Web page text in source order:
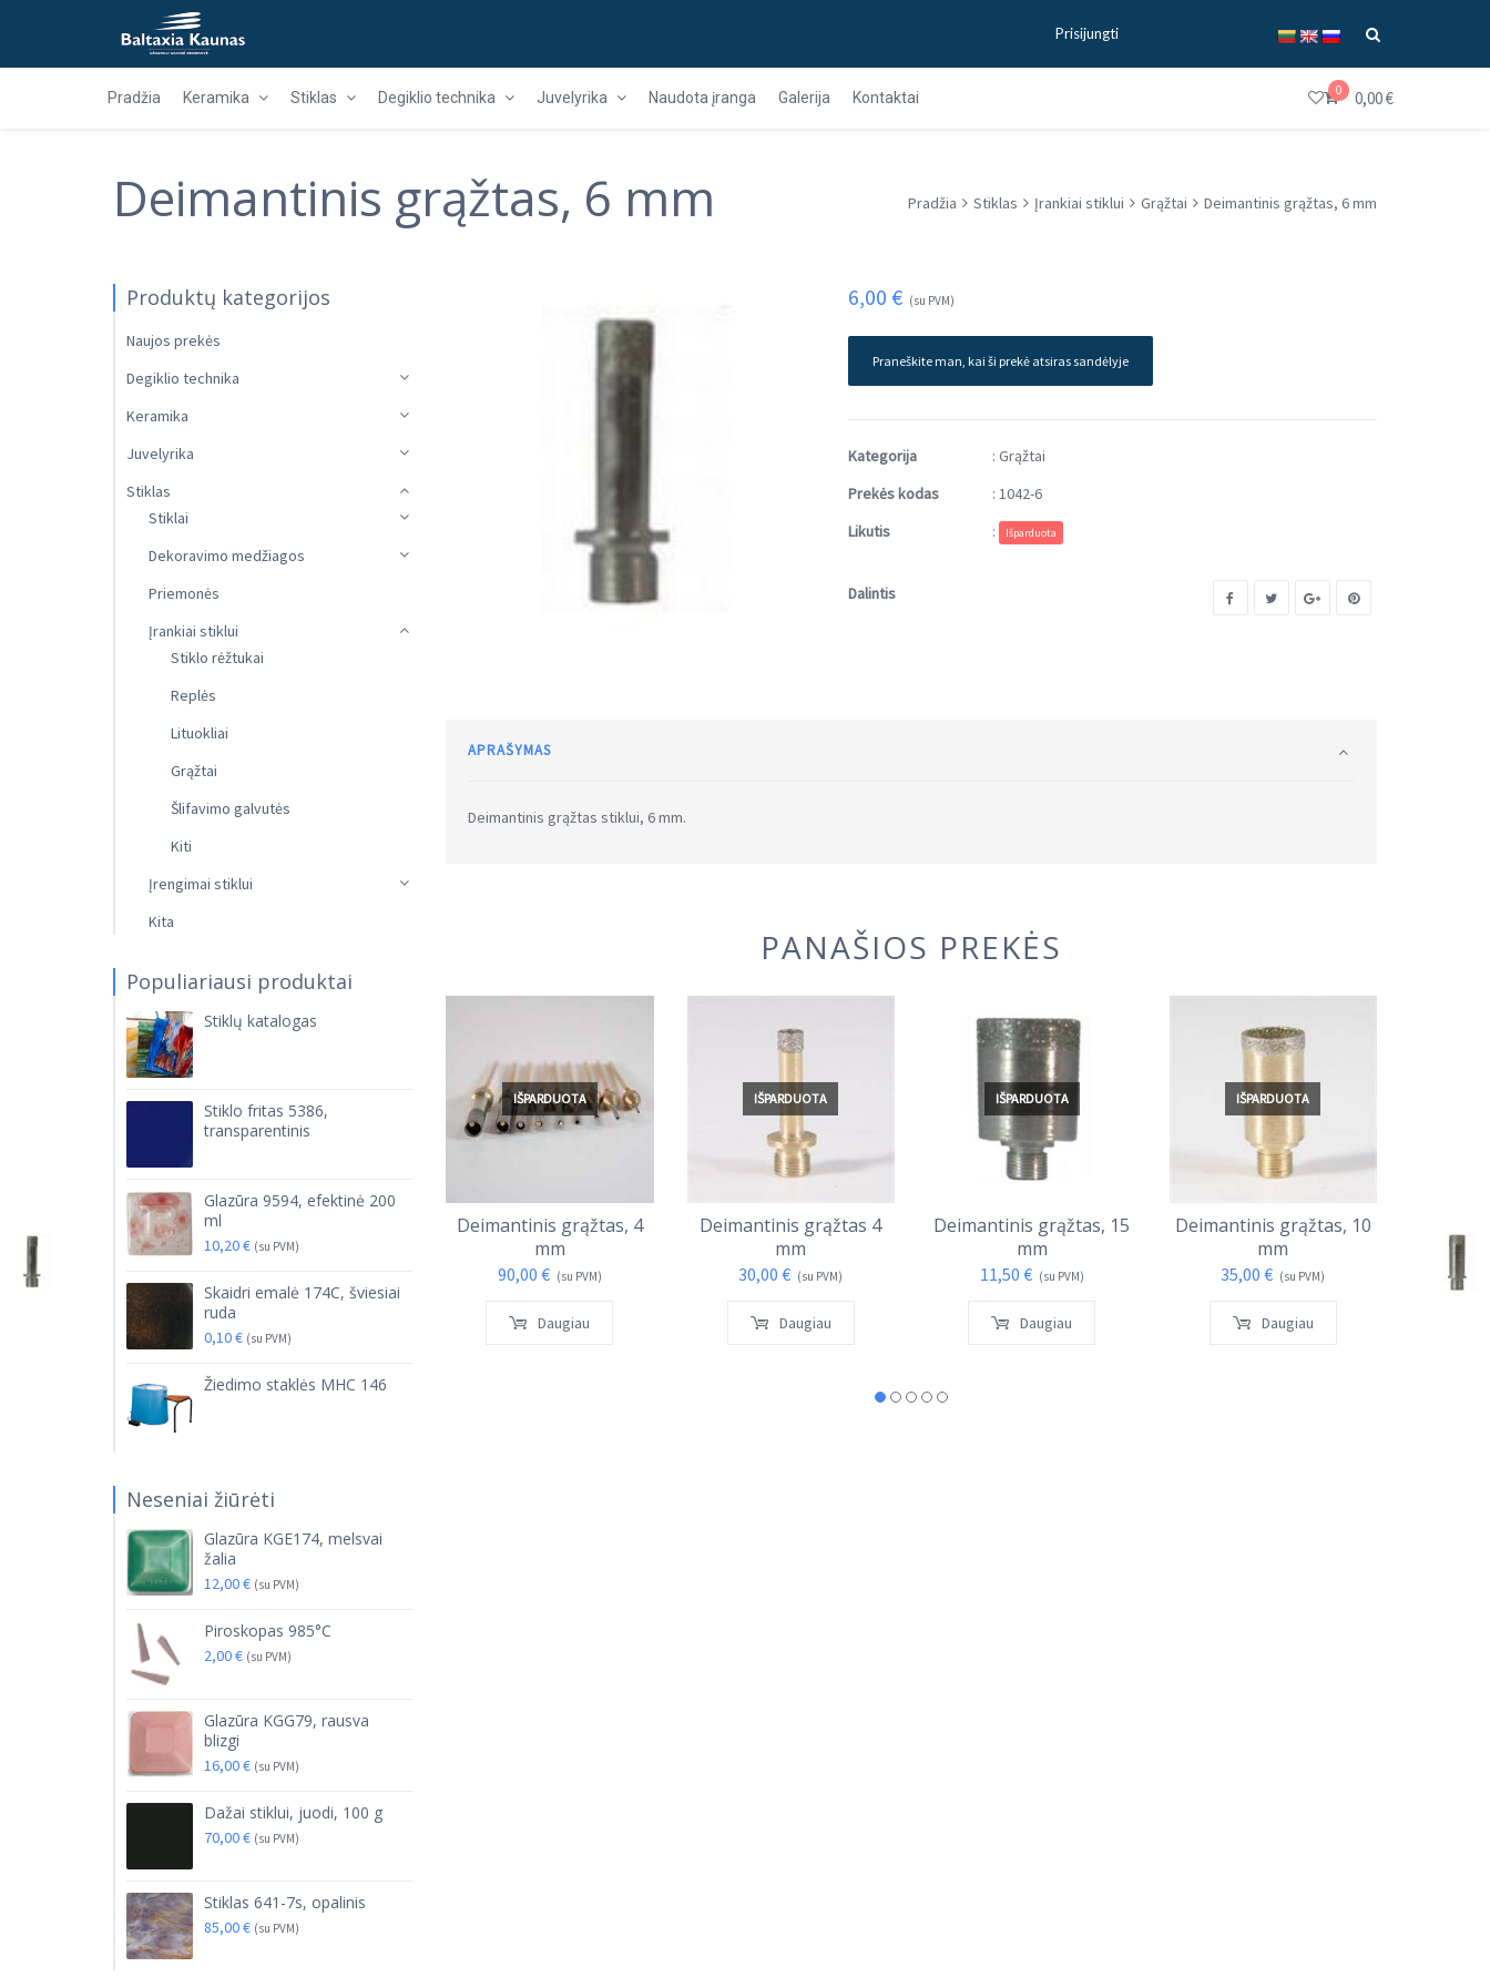
Prisijungti
Pradžia Keramika Stiklas Degiklio technika Juvelyrika Naudota įranga Galerija Kontaktai 0 0,00€
Deimantinis grąžtas, 6 mm Pradžia Stiklas Įrankiai stiklui Grąžtai Deimantinis grąžtas, 6 mm
6,00 € (su PVM)
Praneškite man, kai ši prekė atsiras sandėlyje
Kategorija : Grąžtai
Prekės kodas
: 1042-6
Likutis
: Išparduota
Dalintis
APRAŠYMAS
Deimantinis grąžtas stiklui, 6 mm.
PANAŠIOS PREKĖS
IŠPARDUOTA
Deimantinis grąžtas, 4
mm
90,00 € (su PVM)
Daugiau
IŠPARDUOTA
Deimantinis grąžtas 4
mm
30,00€ (su PVM)
Daugiau
IŠPARDUOTA
Deimantinis grąžtas, 15
mm
11,50 € (su PVM)
Daugiau
IŠPARDUOTA
Deimantinis grąžtas, 10
mm
35,00€ (su PVM)
Daugiau
Produktų kategorijos
Naujos prekės
Degiklio technika
Keramika
Juvelyrika
Stiklas
Stiklai
Dekoravimo medžiagos
Priemonės
Įrankiai stiklui
Stiklo rėžtukai
Replės
Lituokliai
Grąžtai
Šlifavimo galvutės
Kiti
Įrengimai stiklui
Kita
Populiariausi produktai
Stiklų katalogas
Stiklo fritas 5386,
transparentinis
Glazūra 9594, efektinė 200
ml
10,20€ (su PVM)
Skaidri emalė 174C, šviesiai
ruda
0,10€ (su PVM)
Žiedimo staklės MHC 146
Neseniai žiūrėti
Glazūra KGE174, melsvai
žalia
12,00€ (su PVM)
Piroskopas 985°C
2,00€ (su PVM)
Glazūra KGG79, rausva
blizgi
16,00€ (su PVM)
Dažai stiklui, juodi, 100 g
70,00€ (su PVM)
Stiklas 641-7s, opalinis
85,00€ (su PVM)